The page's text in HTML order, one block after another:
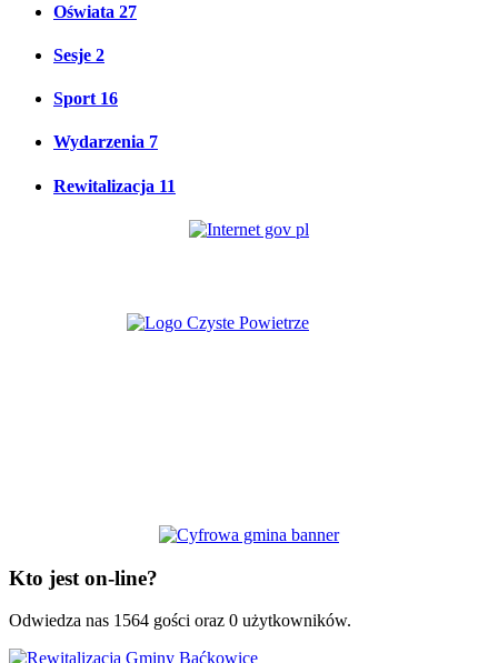
Oświata 27
Sesje 2
Sport 16
Wydarzenia 7
Rewitalizacja 11
Kto jest on-line?
Odwiedza nas 1564 gości oraz 0 użytkowników.